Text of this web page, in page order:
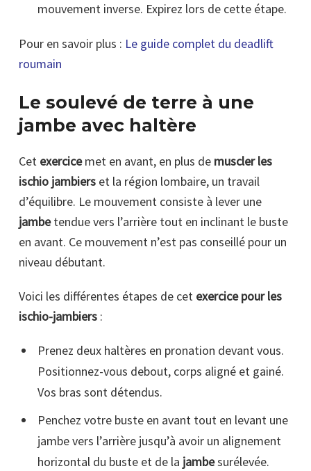
mouvement inverse. Expirez lors de cette étape.
Pour en savoir plus : Le guide complet du deadlift
roumain
Le soulevé de terre à une
jambe avec haltère
Cet exercicemet en avant, en plus de muscler les
ischio jambiers et la région lombaire, un travail
d’équilibre. Le mouvement consiste à lever une
jambetendue vers l’arrière tout en inclinant le buste
en avant. Ce mouvement n’est pas conseillé pour un
niveau débutant.
Voici les différentes étapes de cet exercice pour les
ischio-jambiers :
Prenez deux haltères en pronation devant vous.
Positionnez-vous debout, corps aligné et gainé.
Vos bras sont détendus.
Penchez votre buste en avant tout en levant une
jambe vers l’arrière jusqu’à avoir un alignement
horizontal du buste et de la jambesurélevée.